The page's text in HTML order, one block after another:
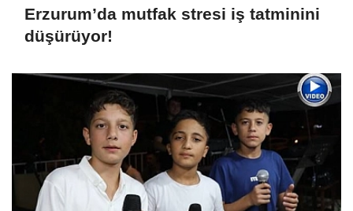
Erzurum’da mutfak stresi iş tatminini
düşürüyor!